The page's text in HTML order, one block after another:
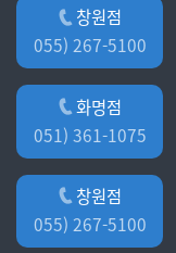
창원점
055) 267-5100
화명점
051) 361-1075
창원점
055) 267-5100